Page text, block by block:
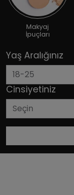
Makyaj
İpuçları
Yaş Aralığınız
Cinsiyetiniz